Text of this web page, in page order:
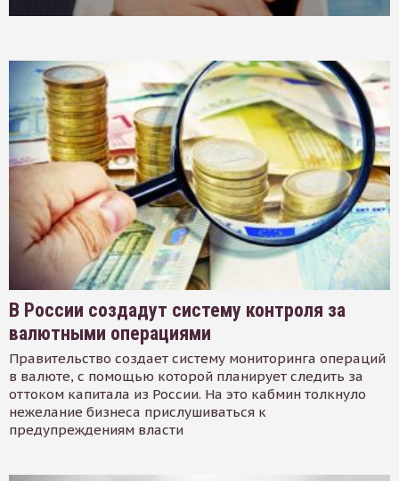
В России создадут систему контроля за
валютными операциями
Правительство создает систему мониторинга операций
в валюте, с помощью которой планирует следить за
оттоком капитала из России. На это кабмин толкнуло
нежелание бизнеса прислушиваться к
предупреждениям власти